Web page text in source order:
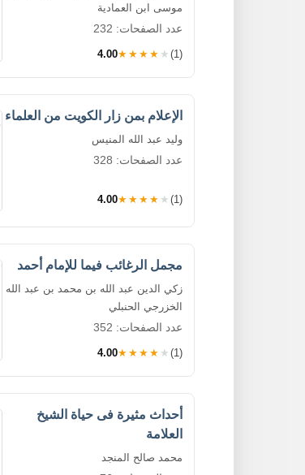
موسى ابن العمادية
عدد الصفحات: 232
4.00★★★★★ (1)
الإعلام بمن زار الكويت من العلماء
وليد عبد الله المنيس
عدد الصفحات: 328
4.00★★★★★ (1)
مجمل الرغائب فيما للإمام أحمد
زكي الدين عبد الله بن محمد بن عبد الله
الخزرجي الحنبلي
عدد الصفحات: 352
4.00★★★★★ (1)
أحداث مثيرة فى حياة الشيخ
العلامة
محمد صالح المنجد